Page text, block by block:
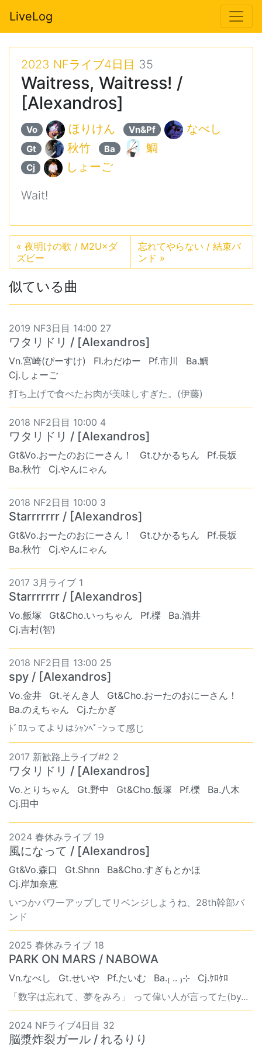
LiveLog
2023 NFライブ4日目 35
Waitress, Waitress! /
[Alexandros]
Vo ほりけん Vn&Pf なべし
Gt 秋竹 Ba 鯛
Cj しょーご
Wait!
« 夜明けの歌 / M2U×ダ
ズビー
忘れてやらない / 結束バ
ンド »
似ている曲
2019 NF3日目 14:00 27
ワタリドリ / [Alexandros]
Vn.宮崎(ぴーすけ) Fl.わだゆー Pf.市川
Ba.鯛
Cj.しょーご
打ち上げで食べたお肉が美味しすぎた。(伊藤)
2018 NF2日目 10:00 4
ワタリドリ / [Alexandros]
Gt&Vo.おーたのおにーさん！ Gt.ひかるちん
Pf.長坂
Ba.秋竹
Cj.やんにゃん
2018 NF2日目 10:00 3
Starrrrrrr / [Alexandros]
Gt&Vo.おーたのおにーさん！ Gt.ひかるちん
Pf.長坂
Ba.秋竹
Cj.やんにゃん
2017 3月ライブ 1
Starrrrrrr / [Alexandros]
Vo.飯塚 Gt&Cho.いっちゃん Pf.櫟
Ba.酒井
Cj.吉村(智)
2018 NF2日目 13:00 25
spy / [Alexandros]
Vo.金井 Gt.そんき人
Gt&Cho.おーたのおにーさん！
Ba.のえちゃん
Cj.たかぎ
ﾄﾞﾛｽってよりはｼｬﾝﾍﾟｰﾝって感じ
2017 新歓路上ライブ#2 2
ワタリドリ / [Alexandros]
Vo.とりちゃん Gt.野中 Gt&Cho.飯塚 Pf.櫟
Ba.八木
Cj.田中
2024 春休みライブ 19
風になって / [Alexandros]
Gt&Vo.森口 Gt.Shnn
Ba&Cho.すぎもとかほ
Cj.岸加奈恵
いつかパワーアップしてリベンジしようね、28th幹部バ
ンド
2025 春休みライブ 18
PARK ON MARS / NABOWA
Vn.なべし Gt.せいや Pf.たいむ Ba.₍ .. ₎⊹
Cj.ｹﾛｹﾛ
「数字は忘れて、夢をみろ」 って偉い人が言ってた(by...
2024 NFライブ4日目 32
脳漿炸裂ガール / れるりり